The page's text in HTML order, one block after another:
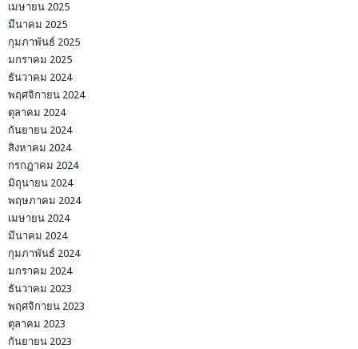
เมษายน 2025
มีนาคม 2025
กุมภาพันธ์ 2025
มกราคม 2025
ธันวาคม 2024
พฤศจิกายน 2024
ตุลาคม 2024
กันยายน 2024
สิงหาคม 2024
กรกฎาคม 2024
มิถุนายน 2024
พฤษภาคม 2024
เมษายน 2024
มีนาคม 2024
กุมภาพันธ์ 2024
มกราคม 2024
ธันวาคม 2023
พฤศจิกายน 2023
ตุลาคม 2023
กันยายน 2023